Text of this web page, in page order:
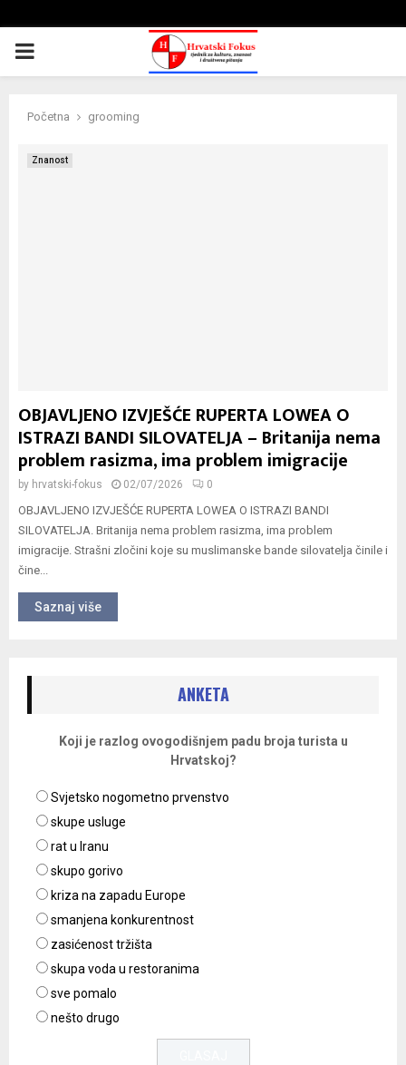
PRIMARY
Početna grooming
Znanost
OBJAVLJENO IZVJEŠĆE RUPERTA LOWEA O
ISTRAZI BANDI SILOVATELJA – Britanija nema
problem rasizma, ima problem imigracije
by hrvatski-fokus 02/07/2026 0
OBJAVLJENO IZVJEŠĆE RUPERTA LOWEA O ISTRAZI BANDI
SILOVATELJA. Britanija nema problem rasizma, ima problem
imigracije. Strašni zločini koje su muslimanske bande silovatelja činile i
čine...
Saznaj više
ANKETA
Koji je razlog ovogodišnjem padu broja turista u
Hrvatskoj?
Svjetsko nogometno prvenstvo
skupe usluge
rat u Iranu
skupo gorivo
kriza na zapadu Europe
smanjena konkurentnost
zasićenost tržišta
skupa voda u restoranima
sve pomalo
nešto drugo